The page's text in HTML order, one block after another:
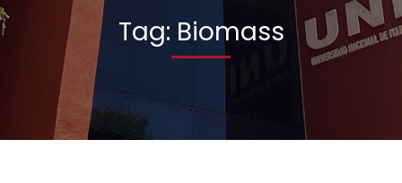
Tag: Biomass